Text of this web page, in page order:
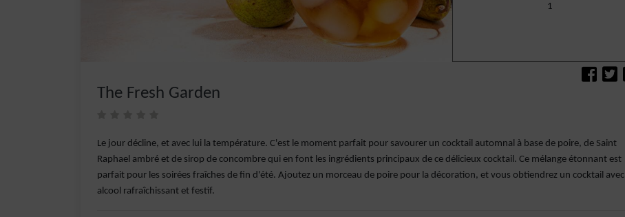
1
The Fresh Garden
Le jour décline, et avec lui la température. C'est le moment parfait pour savourer un cocktail automnal à base de poire, de Saint
Raphael ambré et de sirop de concombre qui en font les ingrédients principaux de ce délicieux cocktail. Ce mélange étonnant est
parfait pour les soirées fraîches de fin d'été. Ajoutez un morceau de poire pour la décoration, et vous obtiendrez un cocktail avec
alcool rafraîchissant et festif.